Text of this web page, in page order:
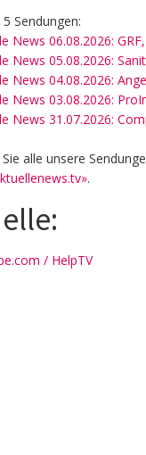
Sendungen:
News 06.08.2026:
News 05.08.2026:
News 04.08.2026:
News 03.08.2026:
News 31.07.2026:
alle unsere
.
/ HelpTV